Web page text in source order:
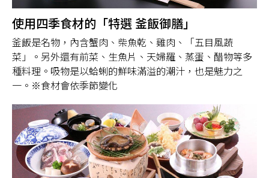
使用四季食材的「特選 釜飯御膳」
釜飯是名物，內含蟹肉、柴魚乾、雞肉、「五目風蔬
菜」。另外還有前菜、生魚片、天婦羅、蒸蛋、醋物等多
種料理。吸物是以蛤蜊的鮮味滿溢的潮汁，也是魅力之
一。※食材會依季節變化